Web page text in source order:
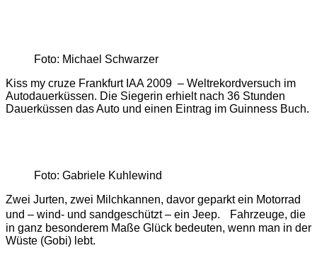
Foto: Michael Schwarzer
Kiss my cruze Frankfurt IAA 2009 – Weltrekordversuch im
Autodauerküssen. Die Siegerin erhielt nach 36 Stunden
Dauerküssen das Auto und einen Eintrag im Guinness Buch.
Foto: Gabriele Kuhlewind
Zwei Jurten, zwei Milchkannen, davor geparkt ein Motorrad
und – wind- und sandgeschützt – ein Jeep. Fahrzeuge, die
in ganz besonderem Maße Glück bedeuten, wenn man in der
Wüste (Gobi) lebt.